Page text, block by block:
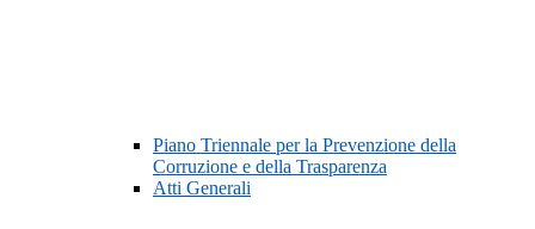
Piano Triennale per la Prevenzione della
Corruzione e della Trasparenza
Atti Generali